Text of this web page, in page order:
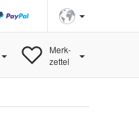
Merk-
zettel